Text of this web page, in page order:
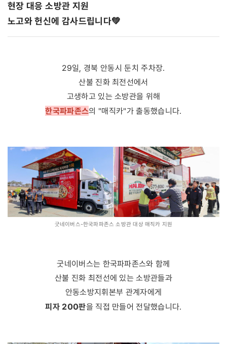
현장 대응 소방관 지원
노고와 헌신에 감사드립니다💚
29일, 경북 안동시 둔치 주차장.
산불 진화 최전선에서
고생하고 있는 소방관을 위해
한국파파존스의 "매직카"가 출동했습니다.
굿네이버스-한국파파존스 소방관 대상 매직카 지원
굿네이버스는 한국파파존스와 함께
산불 진화 최전선에 있는 소방관들과
안동소방지휘본부 관계자에게
피자 200판을 직접 만들어 전달했습니다.